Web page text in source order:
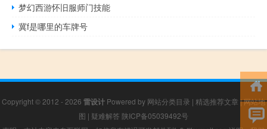
梦幻西游怀旧服师门技能
冀f是哪里的车牌号
Copyright © 2012 - 2026 雷设计 Powered by 网站分类目录 | 精选推荐文章 |网站地
图 | 疑难解答 陕ICP备05039492号